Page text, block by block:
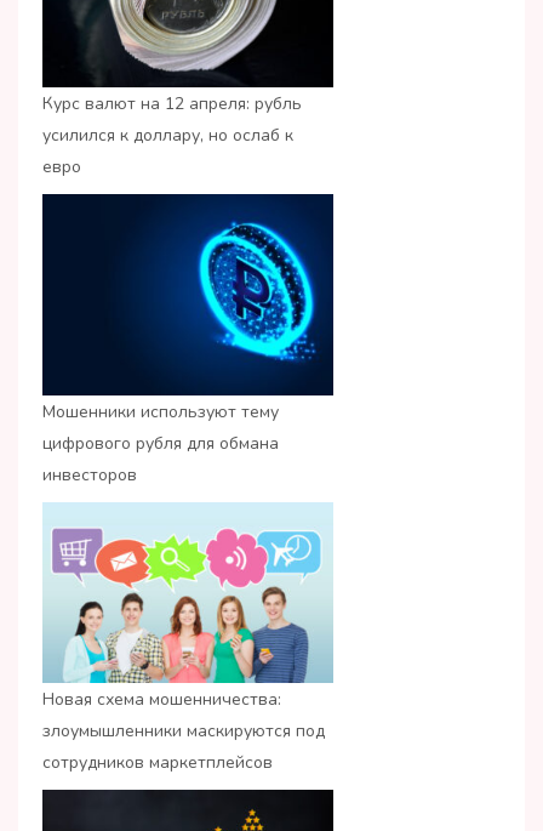
Курс валют на 12 апреля: рубль
усилился к доллару, но ослаб к
евро
Мошенники используют тему
цифрового рубля для обмана
инвесторов
Новая схема мошенничества:
злоумышленники маскируются под
сотрудников маркетплейсов